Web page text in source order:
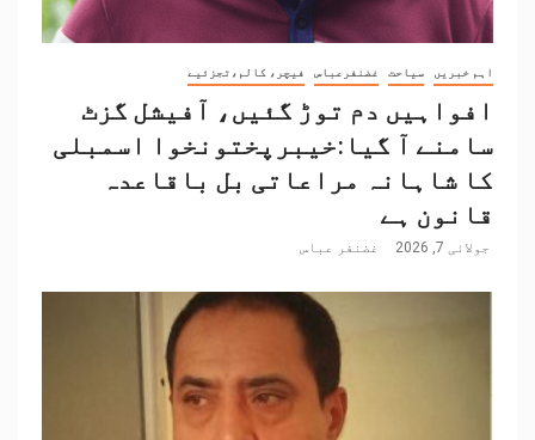
اہم خبریں سیاحت غضنفرعباس فیچر، کالم،تجزئیے
افواہیں دم توڑ گئیں، آفیشل گزٹ
سامنے آ گیا:خیبرپختونخوا اسمبلی
کا شاہانہ مراعاتی بل باقاعدہ
قانون ہے
جولائی 7, 2026 غضنفر عباس